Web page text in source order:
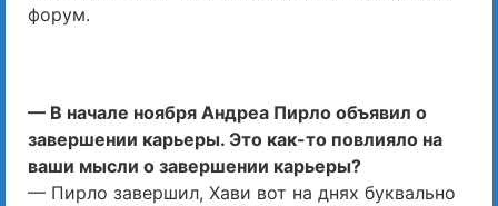
форум.
— В начале ноября Андреа Пирло объявил о
завершении карьеры. Это как-то повлияло на
ваши мысли о завершении карьеры?
— Пирло завершил, Хави вот на днях буквально